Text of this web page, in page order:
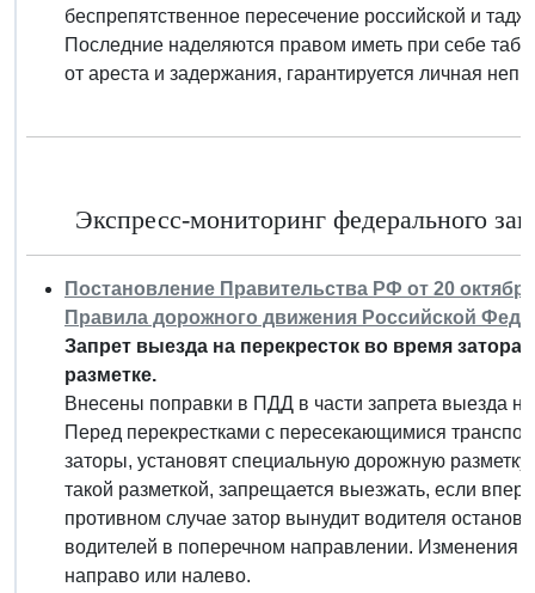
беспрепятственное пересечение российской и
Последние наделяются правом иметь при себе
от ареста и задержания, гарантируется личная
Экспресс-мониторинг федерального
Постановление Правительства РФ от 20
Правила дорожного движения Российской
Запрет выезда на перекресток во время
разметке.
Внесены поправки в ПДД в части запрета выезда
Перед перекрестками с пересекающимися
заторы, установят специальную дорожную
такой разметкой, запрещается выезжать, если
противном случае затор вынудит водителя
водителей в поперечном направлении. Изменения
направо или налево.